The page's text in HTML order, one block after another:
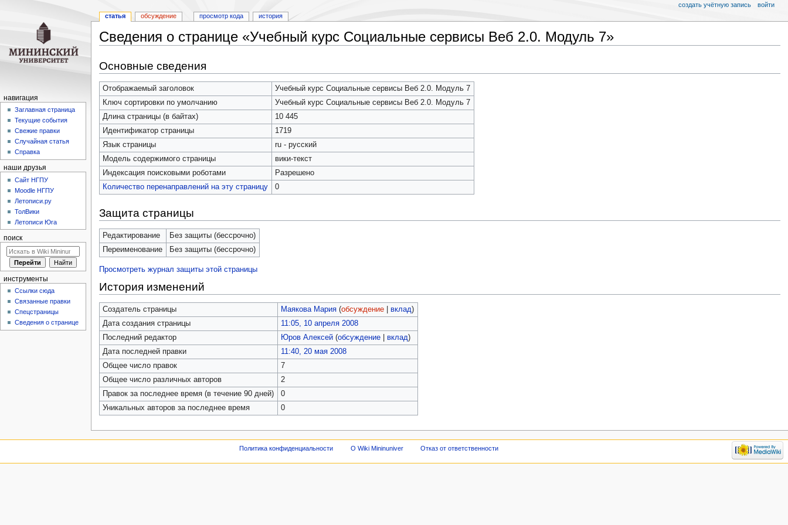
Сведения о странице «Учебный курс Социальные сервисы Веб 2.0. Модуль 7»
к
навигации
к
поиску
Основные сведения
Отображаемый заголовок
Учебный курс Социальные сервисы Веб 2.0. Модуль 7
Ключ сортировки по умолчанию
Учебный курс Социальные сервисы Веб 2.0. Модуль 7
Длина страницы (в байтах)
10 445
Идентификатор страницы
1719
Язык страницы
ru - русский
Модель содержимого страницы
вики-текст
Индексация поисковыми роботами
Разрешено
Количество перенаправлений на эту страницу
0
Защита страницы
Редактирование
Без защиты (бессрочно)
Переименование
Без защиты (бессрочно)
Просмотреть журнал защиты этой страницы
История изменений
Создатель страницы Маякова Мария (обсуждение| вклад)
Дата создания страницы
11:05, 10 апреля 2008
Последний редактор
Юров Алексей (обсуждение| вклад)
Дата последней правки
11:40, 20 мая 2008
Общее число правок
7
Общее число различных авторов
2
Правок за последнее время (в течение 90 дней)
0
Уникальных авторов за последнее время
0
статья обсуждение просмотр кода история
создать учётную запись войти
навигация
Заглавная страница
Текущие события
Свежие правки
Случайная статья
Справка
наши друзья
Cайт НГПУ
Moodle НГПУ
Летописи.ру
ТолВики
Летописи Юга
поиск
инструменты
Ссылки сюда
Связанные правки
Спецстраницы
Сведения о странице
Политика конфиденциальности О Wiki Mininuniver Отказ от ответственности